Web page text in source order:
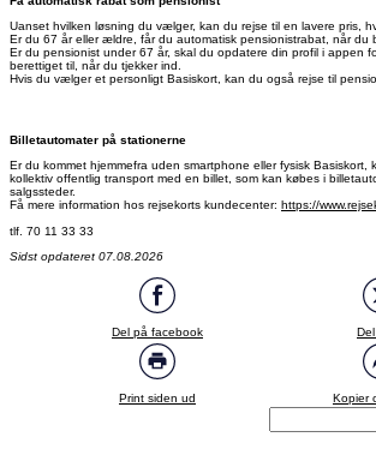
Uanset hvilken løsning du vælger, kan du rejse til en lavere pris,
Er du 67 år eller ældre, får du automatisk pensionistrabat, når du
Er du pensionist under 67 år, skal du opdatere din profil i appen
berettiget til, når du tjekker ind.
Hvis du vælger et personligt Basiskort, kan du også rejse til
Billetautomater på stationerne
Er du kommet hjemmefra uden smartphone eller fysisk Basiskort,
kollektiv offentlig transport med en billet, som kan købes i
salgssteder.
Få mere information hos rejsekorts kundecenter: https://
tlf. 70 11 33 33
Sidst opdateret 07.08.2026
Del på facebook
Print siden ud Kopier